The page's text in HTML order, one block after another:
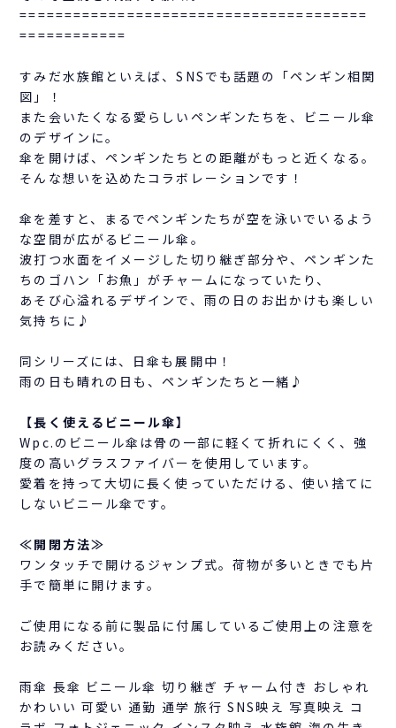
=======================================
============
すみだ水族館といえば、SNSでも話題の「ペンギン相関
図」！
また会いたくなる愛らしいペンギンたちを、ビニール傘
のデザインに。
傘を開けば、ペンギンたちとの距離がもっと近くなる。
そんな想いを込めたコラボレーションです！
傘を差すと、まるでペンギンたちが空を泳いでいるよう
な空間が広がるビニール傘。
波打つ水面をイメージした切り継ぎ部分や、ペンギンた
ちのゴハン「お魚」がチャームになっていたり、
あそび心溢れるデザインで、雨の日のお出かけも楽しい
気持ちに♪
同シリーズには、日傘も展開中！
雨の日も晴れの日も、ペンギンたちと一緒♪
【長く使えるビニール傘】
Wpc.のビニール傘は骨の一部に軽くて折れにくく、強
度の高いグラスファイバーを使用しています。
愛着を持って大切に長く使っていただける、使い捨てに
しないビニール傘です。
≪開閉方法≫
ワンタッチで開けるジャンプ式。荷物が多いときでも片
手で簡単に開けます。
ご使用になる前に製品に付属しているご使用上の注意を
お読みください。
雨傘 長傘 ビニール傘 切り継ぎ チャーム付き おしゃれ
かわいい 可愛い 通勤 通学 旅行 SNS映え 写真映え コ